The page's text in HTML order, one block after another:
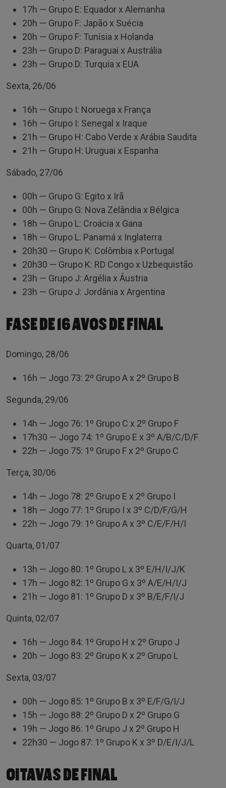
17h — Grupo E: Equador x Alemanha
20h — Grupo F: Japão x Suécia
20h — Grupo F: Tunísia x Holanda
23h — Grupo D: Paraguai x Austrália
23h — Grupo D: Turquia x EUA
Sexta, 26/06
16h — Grupo I: Noruega x França
16h — Grupo I: Senegal x Iraque
21h — Grupo H: Cabo Verde x Arábia Saudita
21h — Grupo H: Uruguai x Espanha
Sábado, 27/06
00h — Grupo G: Egito x Irã
00h — Grupo G: Nova Zelândia x Bélgica
18h — Grupo L: Croácia x Gana
18h — Grupo L: Panamá x Inglaterra
20h30 — Grupo K: Colômbia x Portugal
20h30 — Grupo K: RD Congo x Uzbequistão
23h — Grupo J: Argélia x Áustria
23h — Grupo J: Jordânia x Argentina
FASE DE 16 AVOS DE FINAL
Domingo, 28/06
16h — Jogo 73: 2º Grupo A x 2º Grupo B
Segunda, 29/06
14h — Jogo 76: 1º Grupo C x 2º Grupo F
17h30 — Jogo 74: 1º Grupo E x 3º A/B/C/D/F
22h — Jogo 75: 1º Grupo F x 2º Grupo C
Terça, 30/06
14h — Jogo 78: 2º Grupo E x 2º Grupo I
18h — Jogo 77: 1º Grupo I x 3º C/D/F/G/H
22h — Jogo 79: 1º Grupo A x 3º C/E/F/H/I
Quarta, 01/07
13h — Jogo 80: 1º Grupo L x 3º E/H/I/J/K
17h — Jogo 82: 1º Grupo G x 3º A/E/H/I/J
21h — Jogo 81: 1º Grupo D x 3º B/E/F/I/J
Quinta, 02/07
16h — Jogo 84: 1º Grupo H x 2º Grupo J
20h — Jogo 83: 2º Grupo K x 2º Grupo L
Sexta, 03/07
00h — Jogo 85: 1º Grupo B x 3º E/F/G/I/J
15h — Jogo 88: 2º Grupo D x 2º Grupo G
19h — Jogo 86: 1º Grupo J x 2º Grupo H
22h30 — Jogo 87: 1º Grupo K x 3º D/E/I/J/L
OITAVAS DE FINAL